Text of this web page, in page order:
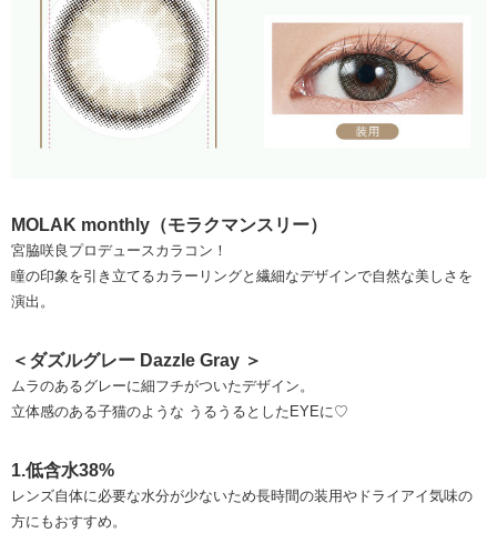
MOLAK monthly（モラクマンスリー）
宮脇咲良プロデュースカラコン！
瞳の印象を引き立てるカラーリングと繊細なデザインで自然な美しさを
演出。
＜ダズルグレー Dazzle Gray ＞
ムラのあるグレーに細フチがついたデザイン。
立体感のある子猫のような うるうるとしたEYEに♡
1.低含水38%
レンズ自体に必要な水分が少ないため長時間の装用やドライアイ気味の
方にもおすすめ。